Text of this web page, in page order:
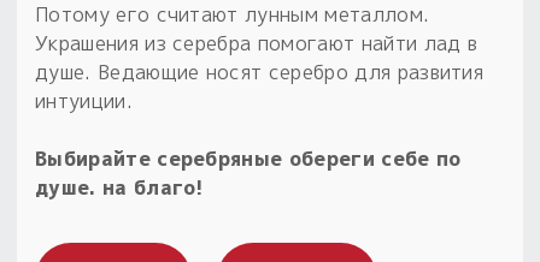
Потому его считают лунным металлом.
Украшения из серебра помогают найти лад в
душе. Ведающие носят серебро для развития
интуиции.
Выбирайте серебряные обереги себе по
душе. на благо!